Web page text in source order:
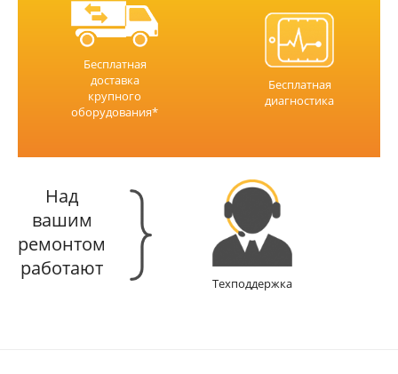
Бесплатная
доставка
крупного
оборудования*
Бесплатная
диагностика
Над
вашим
ремонтом
работают
Техподдержка